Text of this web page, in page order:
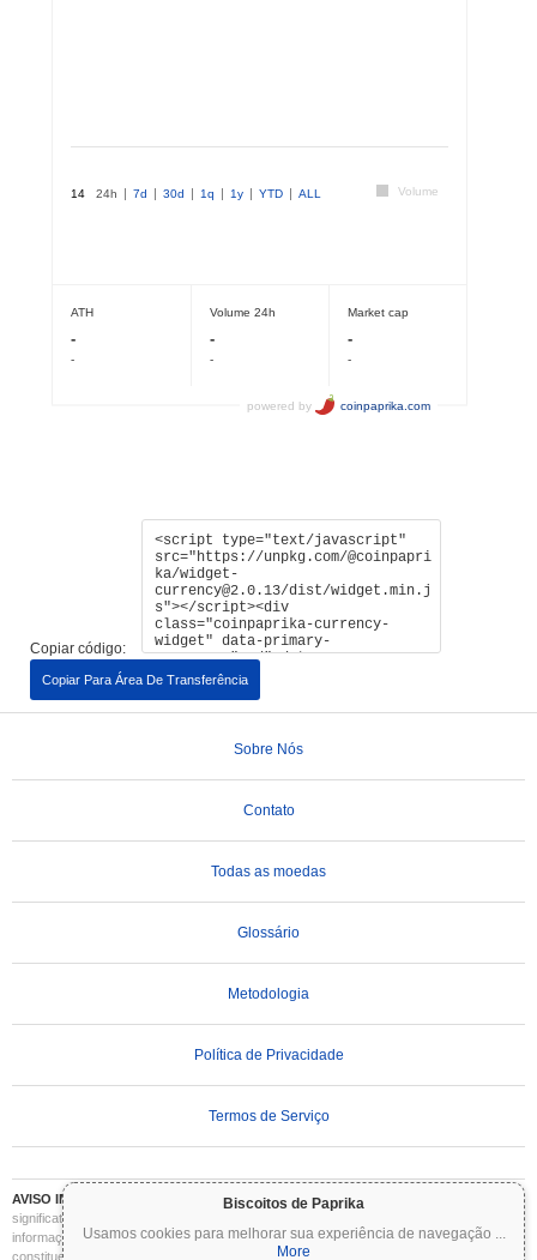
Biscoitos de Paprika
Usamos cookies para melhorar sua experiência de navegação ...
More
Copiar código:
Copiar Para Área De Transferência
Sobre Nós
Contato
Todas as moedas
Glossário
Metodologia
Política de Privacidade
Termos de Serviço
AVISO IMPORTANTE:
As criptomoedas são altamente voláteis e envolvem riscos
significativos. Você pode perder parte ou todo o seu investimento. Todas as
informações no Coinpaprika são fornecidas apenas para fins informativos e não
constituem aconselhamento financeiro ou de investimento. Sempre faça sua própria